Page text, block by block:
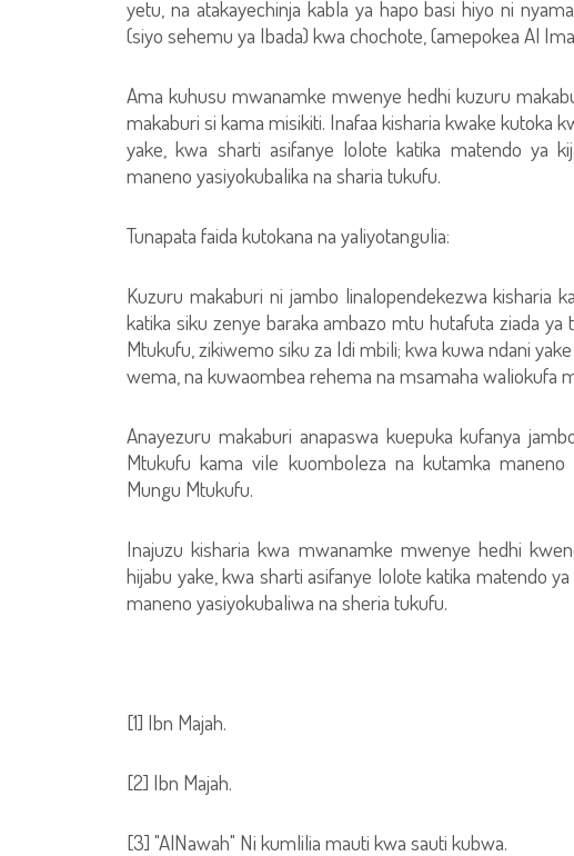
yetu, na atakayechinja kabla ya hapo basi hiyo ni
(siyo sehemu ya Ibada) kwa chochote, (amepokea Al
Ama kuhusu mwanamke mwenye hedhi kuzuru
makaburi si kama misikiti. Inafaa kisharia kwake kutoka
yake, kwa sharti asifanye lolote katika matendo ya
maneno yasiyokubalika na sharia tukufu.
Tunapata faida kutokana na yaliyotangulia:
Kuzuru makaburi ni jambo linalopendekezwa kisharia
katika siku zenye baraka ambazo mtu hutafuta ziada
Mtukufu, zikiwemo siku za Idi mbili; kwa kuwa ndani
wema, na kuwaombea rehema na msamaha waliokufa
Anayezuru makaburi anapaswa kuepuka kufanya
Mtukufu kama vile kuomboleza na kutamka
Mungu Mtukufu.
Inajuzu kisharia kwa mwanamke mwenye hedhi
hijabu yake, kwa sharti asifanye lolote katika matendo
maneno yasiyokubaliwa na sheria tukufu.
[1] Ibn Majah.
[2] Ibn Majah.
[3] "AlNawah" Ni kumlilia mauti kwa sauti kubwa.